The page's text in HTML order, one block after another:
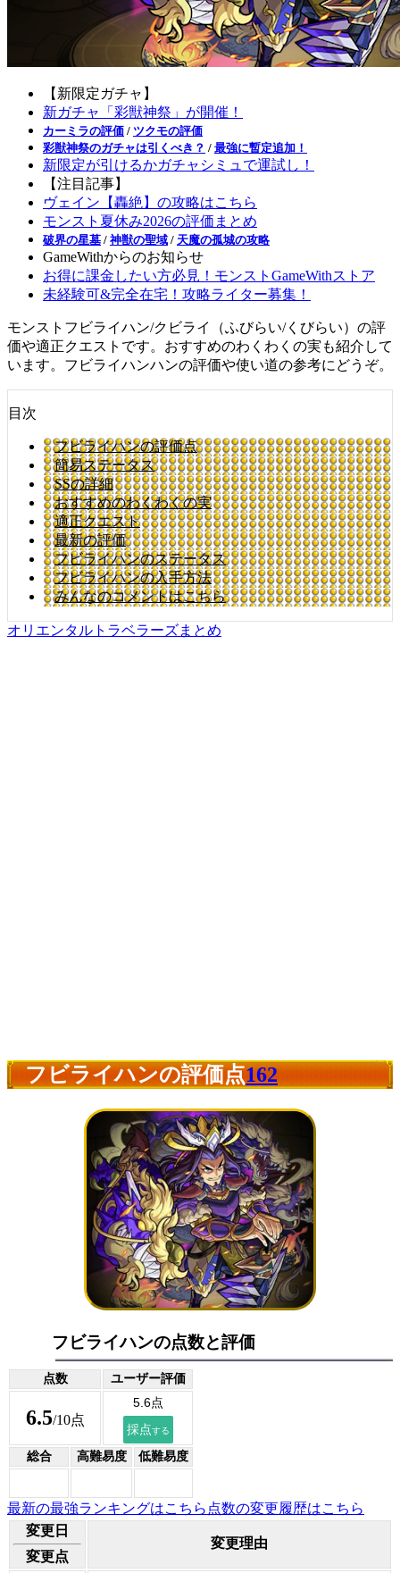
【新限定ガチャ】
新ガチャ「彩獣神祭」が開催！
カーミラの評価 / ツクモの評価
彩獣神祭のガチャは引くべき？ / 最強に暫定追加！
新限定が引けるかガチャシミュで運試し！
【注目記事】
ヴェイン【轟絶】の攻略はこちら
モンスト夏休み2026の評価まとめ
破界の星墓 / 神獣の聖域 / 天魔の孤城の攻略
GameWithからのお知らせ
お得に課金したい方必見！モンストGameWithストア
未経験可&完全在宅！攻略ライター募集！
モンストフビライハン/クビライ（ふびらい/くびらい）の評
価や適正クエストです。おすすめのわくわくの実も紹介して
います。フビライハンハンの評価や使い道の参考にどうぞ。
目次
フビライハンの評価点
簡易ステータス
SSの詳細
おすすめのわくわくの実
適正クエスト
最新の評価
フビライハンのステータス
フビライハンの入手方法
みんなのコメントはこちら
オリエンタルトラベラーズまとめ
フビライハンの評価点162
フビライハンの点数と評価
点数 ユーザー評価
6.5/10点
総合 高難易度 低難易度
最新の最強ランキングはこちら 点数の変更履歴はこちら
変更日
変更点
変更理由